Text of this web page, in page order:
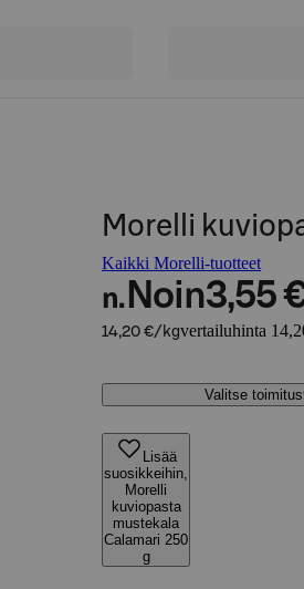
Morelli
Kaikki Morelli-tuotteet
n. Noin3,55
14,20 €/kgvertailuhinta
Valitse
Lisää
suosikkeihin,
Morelli
kuviopasta
mustekala
Calamari 250
g